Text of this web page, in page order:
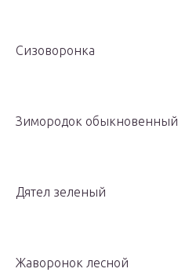
Сизоворонка
Зимородок обыкновенный
Дятел зеленый
Жаворонок лесной